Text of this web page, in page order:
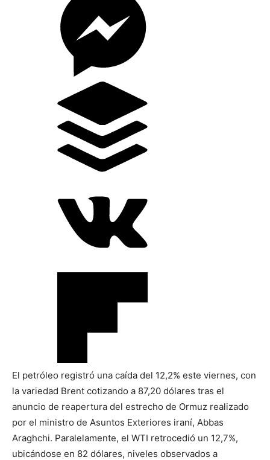
El petróleo registró una caída del 12,2% este viernes, con
la variedad Brent cotizando a 87,20 dólares tras el
anuncio de reapertura del estrecho de Ormuz realizado
por el ministro de Asuntos Exteriores iraní, Abbas
Araghchi. Paralelamente, el WTI retrocedió un 12,7%,
ubicándose en 82 dólares, niveles observados a